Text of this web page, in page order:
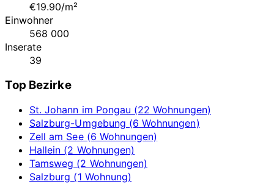
€19.90/m²
Einwohner
568 000
Inserate
39
Top Bezirke
St. Johann im Pongau (22 Wohnungen)
Salzburg-Umgebung (6 Wohnungen)
Zell am See (6 Wohnungen)
Hallein (2 Wohnungen)
Tamsweg (2 Wohnungen)
Salzburg (1 Wohnung)